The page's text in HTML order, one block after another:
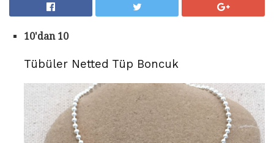
10'dan 10
Tübüler Netted Tüp Boncuk